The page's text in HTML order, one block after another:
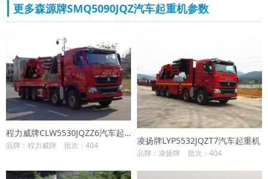
更多森源牌SMQ5090JQZ汽车起重机参数
程力威牌CLW5530JQZZ6汽车起重机
品牌：程力威牌 批次：404 凌扬牌LYP5532JQZT7汽车起重机
品牌：凌扬牌 批次：404